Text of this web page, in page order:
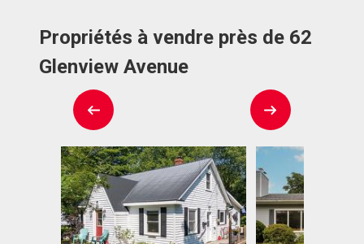
Propriétés à vendre près de 62
Glenview Avenue